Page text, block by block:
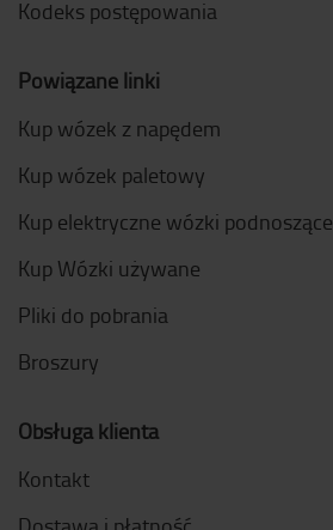
Kodeks postępowania
Powiązane linki
Kup wózek z napędem
Kup wózek paletowy
Kup elektryczne wózki podnoszące
Kup Wózki używane
Pliki do pobrania
Broszury
Obsługa klienta
Kontakt